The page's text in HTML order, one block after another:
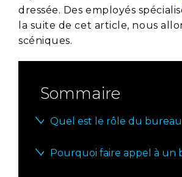
dressée. Des employés
la suite de cet article, nous
scéniques.
Sommaire
Quel est le rôle du
Pourquoi faire appel à un